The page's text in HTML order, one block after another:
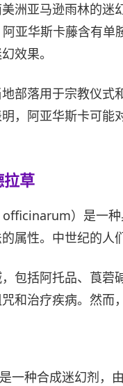
洲亚马逊雨林的
亚华斯卡藤含有
效果。
部落用于宗教仪
，阿亚华斯卡可能
草
）是一种
属性。中世纪的人
包括阿托品、莨
和治疗疾病。然而
一种合成迷幻剂，